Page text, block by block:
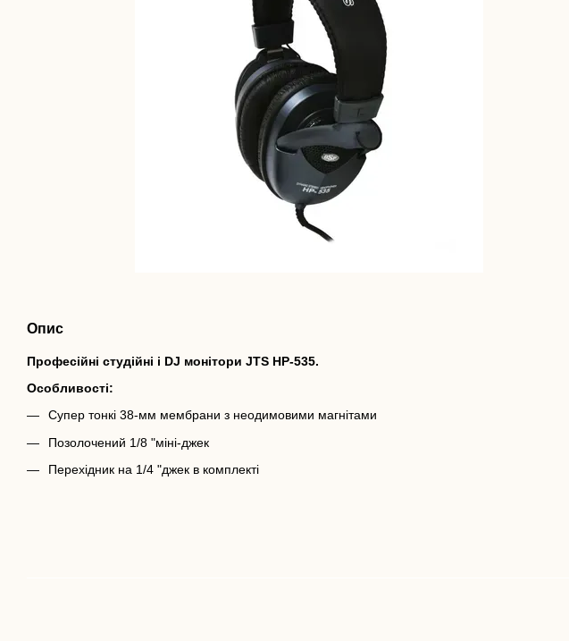
Опис
Професійні студійні і DJ монітори JTS HP-535.
Особливості:
Супер тонкі 38-мм мембрани з неодимовими магнітами
Позолочений 1/8 "міні-джек
Перехідник на 1/4 "джек в комплекті